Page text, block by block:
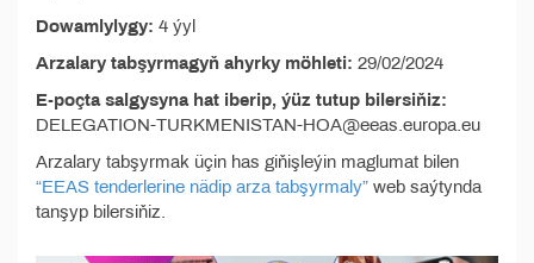
Dowamlylygy: 4 ýyl
Arzalary tabşyrmagyň ahyrky möhleti: 29/02/2024
E-poçta salgysyna hat iberip, ýüz tutup bilersiňiz:
DELEGATION-TURKMENISTAN-HOA@eeas.europa.eu
Arzalary tabşyrmak üçin has giňişleýin maglumat bilen
“EEAS tenderlerine nädip arza tabşyrmaly” web saýtynda
tanşyp bilersiňiz.